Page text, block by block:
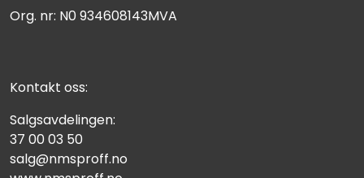
Org. nr: N0 934608143MVA
Kontakt oss:
Salgsavdelingen:
37 00 03 50
salg@nmsproff.no